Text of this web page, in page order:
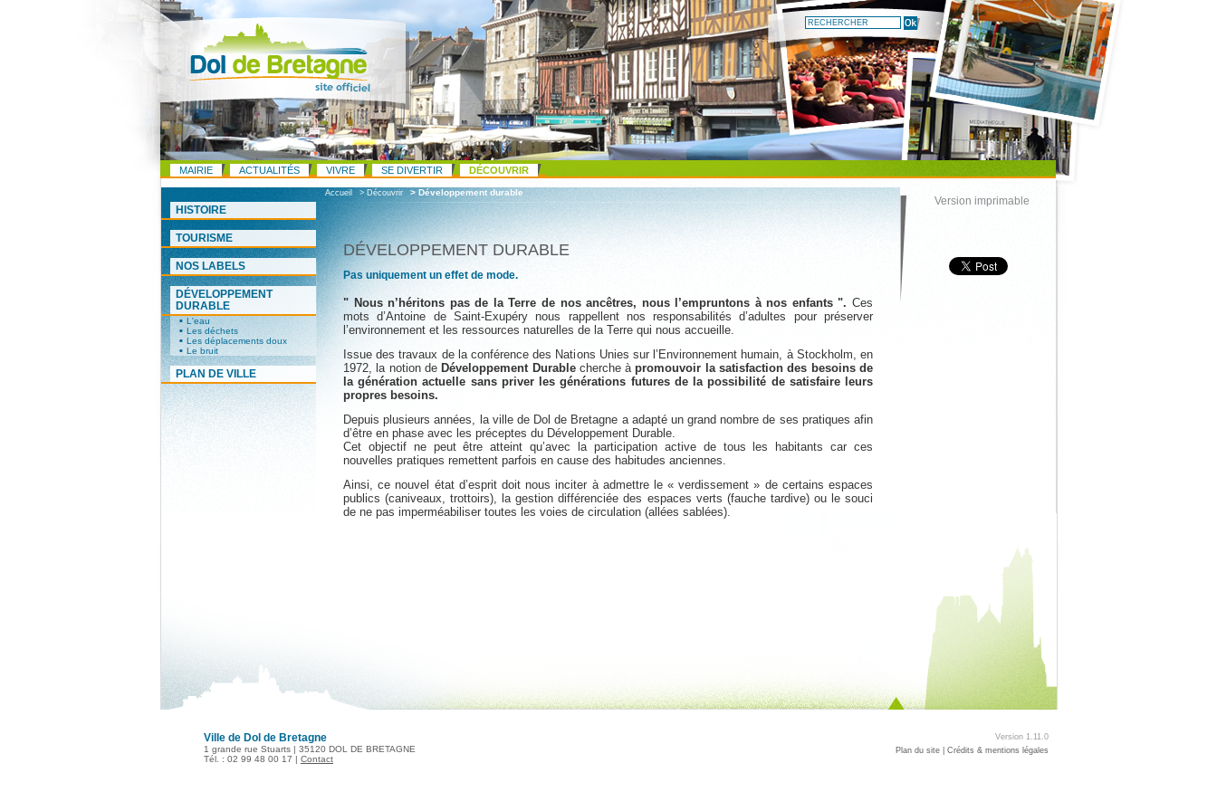
MAIRIE ACTUALITÉS VIVRE SE DIVERTIR DÉCOUVRIR
HISTOIRE
TOURISME
NOS LABELS
DÉVELOPPEMENT
DURABLE
L'eau
Les déchets
Les déplacements doux
Le bruit
PLAN DE VILLE
Accueil > Découvrir > Développement durable
DÉVELOPPEMENT DURABLE
Pas uniquement un effet de mode.
" Nous n’héritons pas de la Terre de nos ancêtres, nous l’empruntons à nos enfants ". Ces
mots d’Antoine de Saint-Exupéry nous rappellent nos responsabilités d’adultes pour préserver
l’environnement et les ressources naturelles de la Terre qui nous accueille.
Issue des travaux de la conférence des Nations Unies sur l’Environnement humain, à Stockholm, en
1972, la notion de Développement Durablecherche àpromouvoir la satisfaction des besoins de
la génération actuelle sans priver les générations futures de la possibilité de satisfaire leurs
propres besoins.
Depuis plusieurs années, la ville de Dol de Bretagne a adapté un grand nombre de ses pratiques afin
d’être en phase avec les préceptes du Développement Durable.
Cet objectif ne peut être atteint qu’avec la participation active de tous les habitants car ces
nouvelles pratiques remettent parfois en cause des habitudes anciennes.
Ainsi, ce nouvel état d’esprit doit nous inciter à admettre le « verdissement » de certains espaces
publics (caniveaux, trottoirs), la gestion différenciée des espaces verts (fauche tardive) ou le souci
de ne pas imperméabiliser toutes les voies de circulation (allées sablées).
Version imprimable
Version 1.11.0
Plan du site
Crédits & mentions légales
Ville de Dol de Bretagne
1 grande rue Stuarts | 35120 DOL DE BRETAGNE
Tél. : 02 99 48 00 17 | Contact